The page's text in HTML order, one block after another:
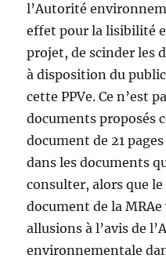
l’Autorité
effet pour la lisibilité
projet, de scinder les
à disposition du
cette PPVe. Ce n’est
documents proposés
document de 21
dans les documents
consulter, alors que
document de la
allusions à l’avis de
environnementale